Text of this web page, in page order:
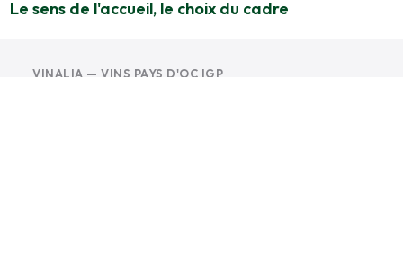
Le sens de l'accueil, le choix du cadre
VINALIA — VINS PAYS D'OC IGP